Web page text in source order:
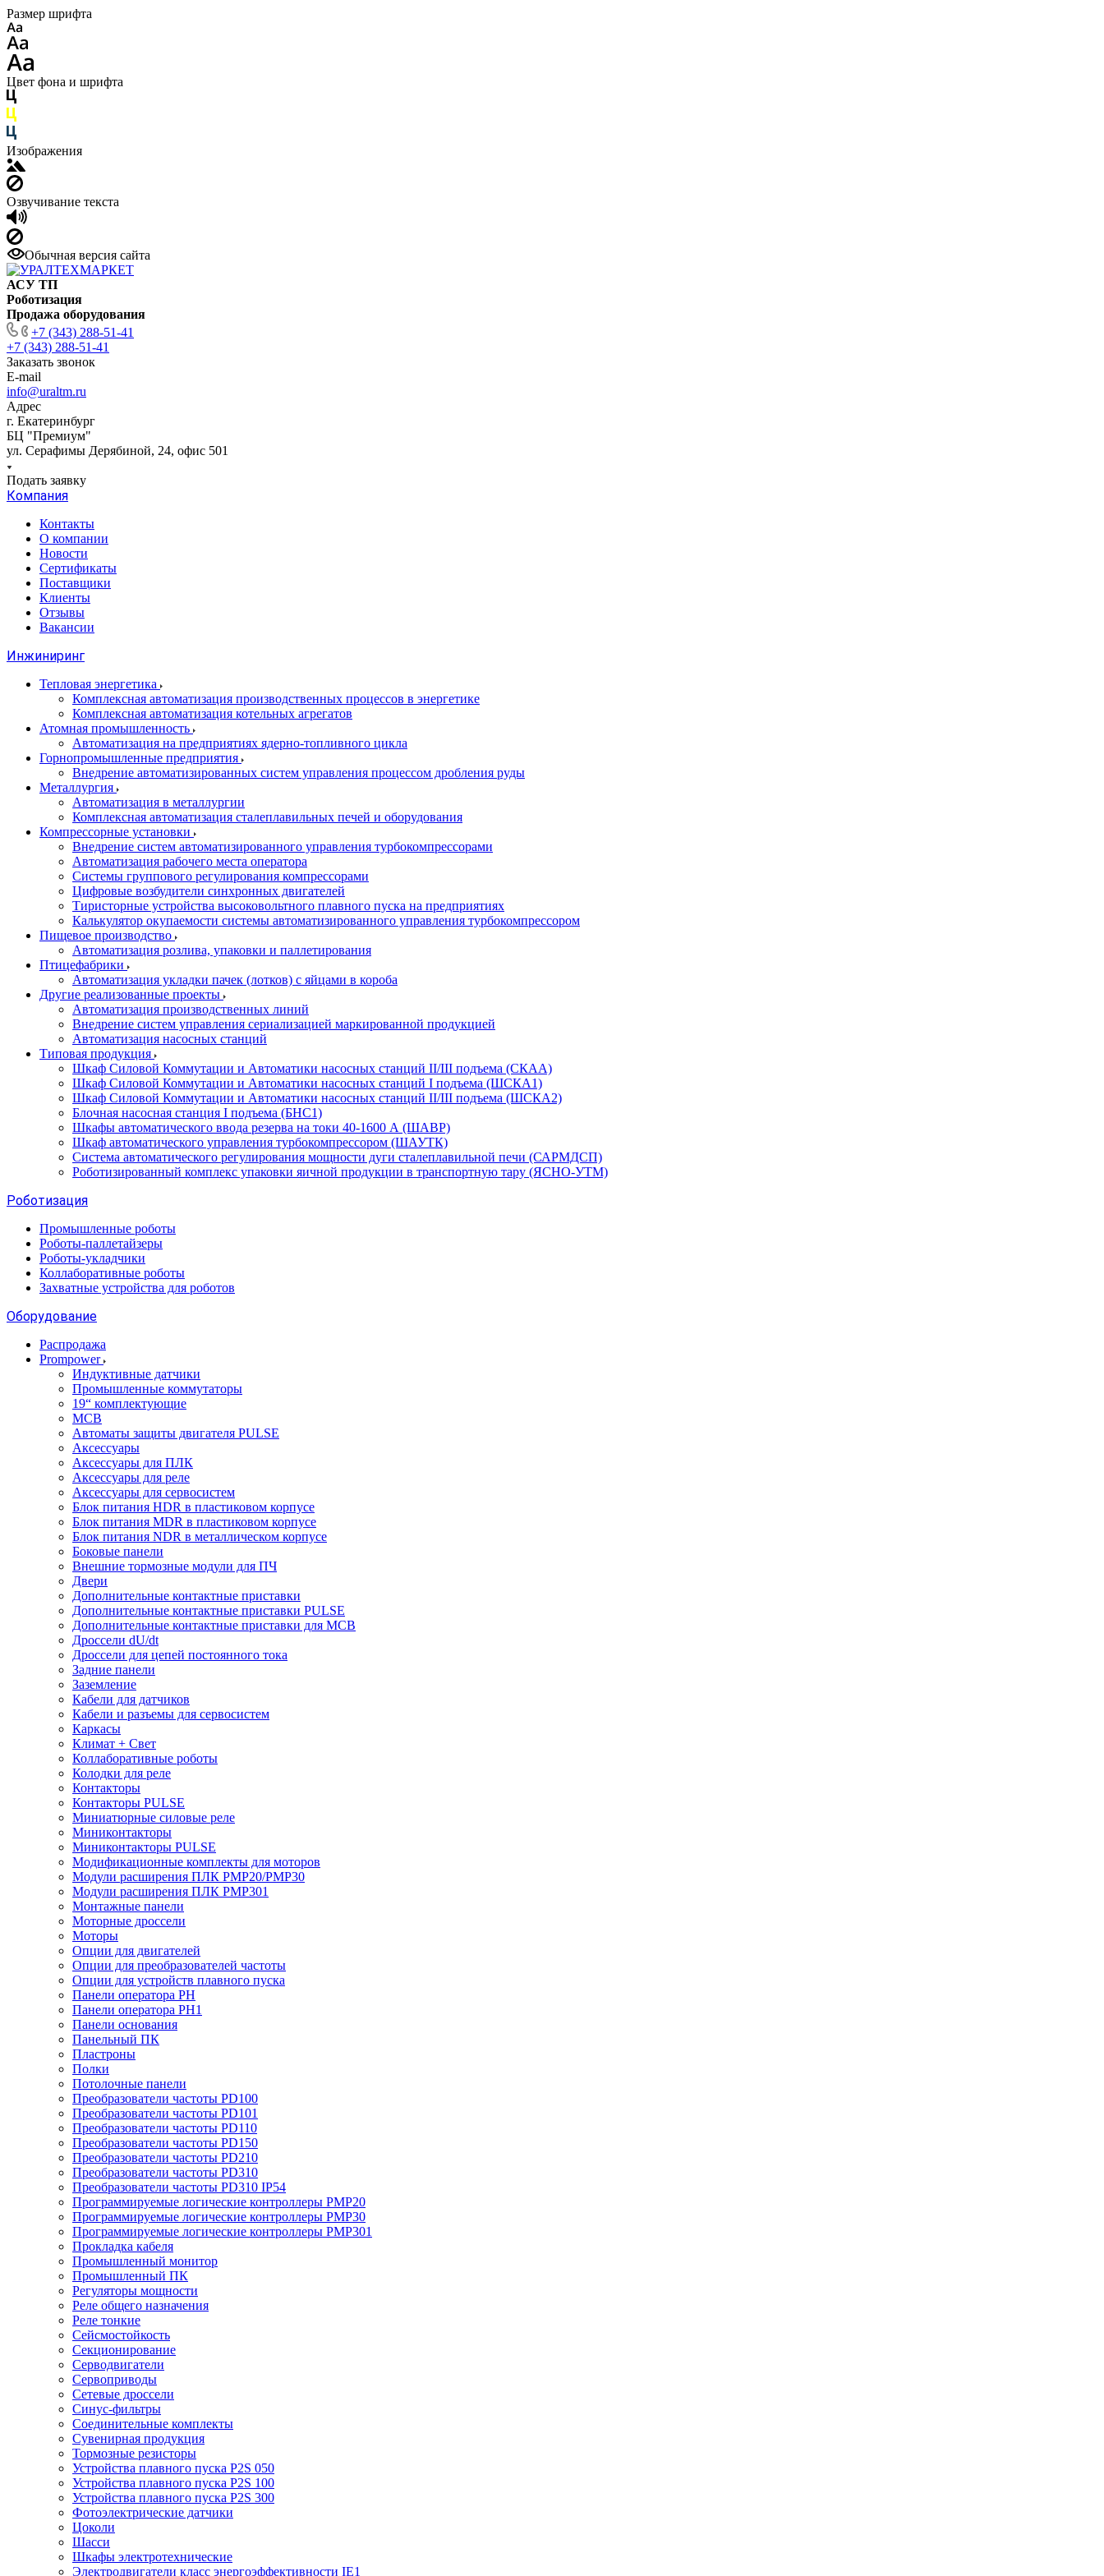
Размер шрифта
Цвет фона и шрифта
Изображения
Озвучивание текста
Обычная версия сайта
АСУ ТП
Роботизация
Продажа оборудования
+7 (343) 288-51-41
+7 (343) 288-51-41
Заказать звонок
E-mail
info@uraltm.ru
Адрес
г. Екатеринбург
БЦ "Премиум"
ул. Серафимы Дерябиной, 24, офис 501
Подать заявку
Компания
Контакты
О компании
Новости
Сертификаты
Поставщики
Клиенты
Отзывы
Вакансии
Инжиниринг
Тепловая энергетика
Комплексная автоматизация производственных процессов в энергетике
Комплексная автоматизация котельных агрегатов
Атомная промышленность
Автоматизация на предприятиях ядерно-топливного цикла
Горнопромышленные предприятия
Внедрение автоматизированных систем управления процессом дробления руды
Металлургия
Автоматизация в металлургии
Комплексная автоматизация сталеплавильных печей и оборудования
Компрессорные установки
Внедрение систем автоматизированного управления турбокомпрессорами
Автоматизация рабочего места оператора
Системы группового регулирования компрессорами
Цифровые возбудители синхронных двигателей
Тиристорные устройства высоковольтного плавного пуска на предприятиях
Калькулятор окупаемости системы автоматизированного управления турбокомпрессором
Пищевое производство
Автоматизация розлива, упаковки и паллетирования
Птицефабрики
Автоматизация укладки пачек (лотков) с яйцами в короба
Другие реализованные проекты
Автоматизация производственных линий
Внедрение систем управления сериализацией маркированной продукцией
Автоматизация насосных станций
Типовая продукция
Шкаф Силовой Коммутации и Автоматики насосных станций II/III подъема (СКАА)
Шкаф Силовой Коммутации и Автоматики насосных станций I подъема (ШСКА1)
Шкаф Силовой Коммутации и Автоматики насосных станций II/III подъема (ШСКА2)
Блочная насосная станция I подъема (БНС1)
Шкафы автоматического ввода резерва на токи 40-1600 А (ШАВР)
Шкаф автоматического управления турбокомпрессором (ШАУТК)
Система автоматического регулирования мощности дуги сталеплавильной печи (САРМДСП)
Роботизированный комплекс упаковки яичной продукции в транспортную тару (ЯСНО-УТМ)
Роботизация
Промышленные роботы
Роботы-паллетайзеры
Роботы-укладчики
Коллаборативные роботы
Захватные устройства для роботов
Оборудование
Распродажа
Prompower
Индуктивные датчики
Промышленные коммутаторы
19“ комплектующие
MCB
Автоматы защиты двигателя PULSE
Аксессуары
Аксессуары для ПЛК
Аксессуары для реле
Аксессуары для сервосистем
Блок питания HDR в пластиковом корпусе
Блок питания MDR в пластиковом корпусе
Блок питания NDR в металлическом корпусе
Боковые панели
Внешние тормозные модули для ПЧ
Двери
Дополнительные контактные приставки
Дополнительные контактные приставки PULSE
Дополнительные контактные приставки для MCB
Дроссели dU/dt
Дроссели для цепей постоянного тока
Задние панели
Заземление
Кабели для датчиков
Кабели и разъемы для сервосистем
Каркасы
Климат + Свет
Коллаборативные роботы
Колодки для реле
Контакторы
Контакторы PULSE
Миниатюрные силовые реле
Миниконтакторы
Миниконтакторы PULSE
Модификационные комплекты для моторов
Модули расширения ПЛК PMP20/PMP30
Модули расширения ПЛК PMP301
Монтажные панели
Моторные дроссели
Моторы
Опции для двигателей
Опции для преобразователей частоты
Опции для устройств плавного пуска
Панели оператора PH
Панели оператора PH1
Панели основания
Панельный ПК
Пластроны
Полки
Потолочные панели
Преобразователи частоты PD100
Преобразователи частоты PD101
Преобразователи частоты PD110
Преобразователи частоты PD150
Преобразователи частоты PD210
Преобразователи частоты PD310
Преобразователи частоты PD310 IP54
Программируемые логические контроллеры PMP20
Программируемые логические контроллеры PMP30
Программируемые логические контроллеры PMP301
Прокладка кабеля
Промышленный монитор
Промышленный ПК
Регуляторы мощности
Реле общего назначения
Реле тонкие
Сейсмостойкость
Секционирование
Серводвигатели
Сервоприводы
Сетевые дроссели
Синус-фильтры
Соединительные комплекты
Сувенирная продукция
Тормозные резисторы
Устройства плавного пуска P2S 050
Устройства плавного пуска P2S 100
Устройства плавного пуска P2S 300
Фотоэлектрические датчики
Цоколи
Шасси
Шкафы электротехнические
Электродвигатели класс энергоэффективности IE1